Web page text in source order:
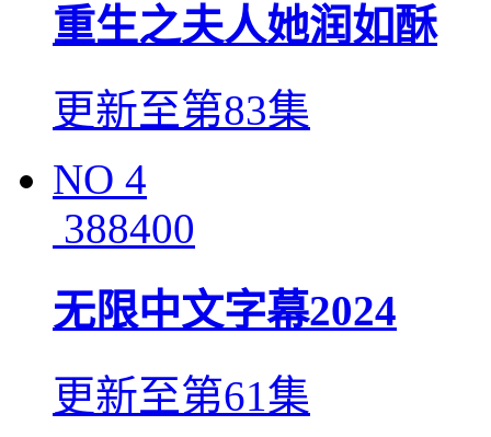
重生之夫人她润如酥
更新至第83集
NO 4
388400
无限中文字幕2024
更新至第61集